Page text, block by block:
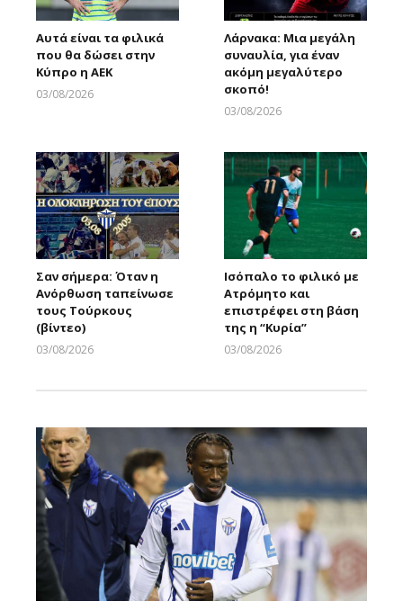
Αυτά είναι τα φιλικά
που θα δώσει στην
Κύπρο η ΑΕΚ
03/08/2026
Λάρνακα: Μια μεγάλη
συναυλία, για έναν
ακόμη μεγαλύτερο
σκοπό!
03/08/2026
Σαν σήμερα: Όταν η
Ανόρθωση ταπείνωσε
τους Τούρκους
(βίντεο)
03/08/2026
Ισόπαλο το φιλικό με
Ατρόμητο και
επιστρέφει στη βάση
της η “Κυρία”
03/08/2026